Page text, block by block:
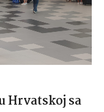
Hrvatskoj sa